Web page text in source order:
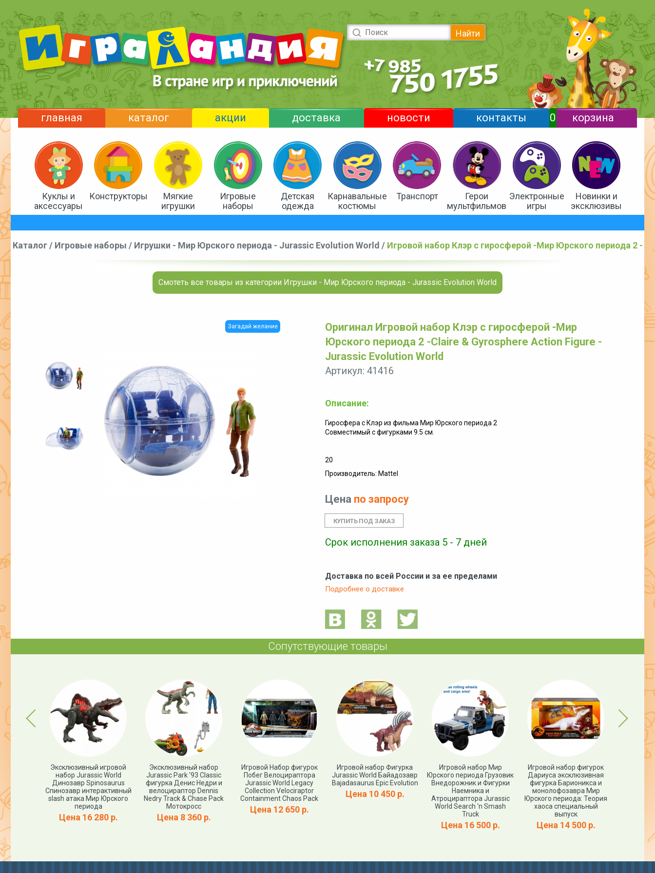
Найти
главная каталог акции доставка новости контакты 0 корзина
Куклы и
аксессуары
Конструкторы
Мягкие
игрушки
Игровые
наборы
Детская
одежда
Карнавальные
костюмы
Транспорт
Герои
мультфильмов
Электронные
игры
Новинки и
эксклюзивы
Каталог/ Игровые наборы / Игрушки - Мир Юрского периода - Jurassic Evolution World / Игровой набор Клэр с гиросферой -Мир Юрского периода 2 -
Смотеть все товары из категории Игрушки - Мир Юрского периода - Jurassic Evolution World
Загадай желание
Оригинал Игровой набор Клэр с гиросферой -Мир
Юрского периода 2 -Claire & Gyrosphere Action Figure -
Jurassic Evolution World
Артикул: 41416
Описание:
Гиросфера с Клэр из фильма Мир Юрского периода 2
Совместимый с фигурками 9.5 см.
20
Производитель: Mattel
Цена по запросу
Срок исполнения заказа 5 - 7 дней
Доставка по всей России и за ее пределами
Подробнее о доставке
Сопутствующие товары
Previous
World
р.
Эксклюзивный игровой
набор Jurassic World
Динозавр Spinosaurus
Спинозавр интерактивный
slash атака Мир Юрского
периода
Цена 16 280 р.
Эксклюзивный набор
Jurassic Park '93 Classic
фигурка Денис Недри и
велоцираптор Dennis
Nedry Track & Chase Pack
Мотокросс
Цена 8 360 р.
Игровой Набор фигурок
Побег Велоцираптора
Jurassic World Legacy
Collection Velociraptor
Containment Chaos Pack
Цена 12 650 р.
Игровой набор Фигурка
Jurassic World Байадозавр
Bajadasaurus Epic Evolution
Цена 10 450 р.
Игровой набор Мир
Юрского периода Грузовик
Внедорожник и Фигурки
Наемника и
Атроцираптора Jurassic
World Search 'n Smash
Truck
Цена 16 500 р.
Игровой набор фигурок
Дариуса эксклюзивная
фигурка Барионикса и
монолофозавра Мир
Юрского периода: Теория
хаоса специальный
выпуск
Цена 14 500 р.
Next